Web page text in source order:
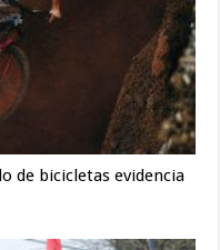
de bicicletas evidencia